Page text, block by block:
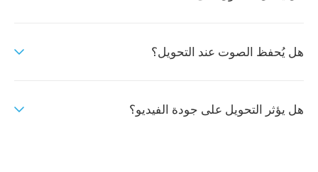
هل يُحفظ الصوت عند التحويل؟
هل يؤثر التحويل على جودة الفيديو؟